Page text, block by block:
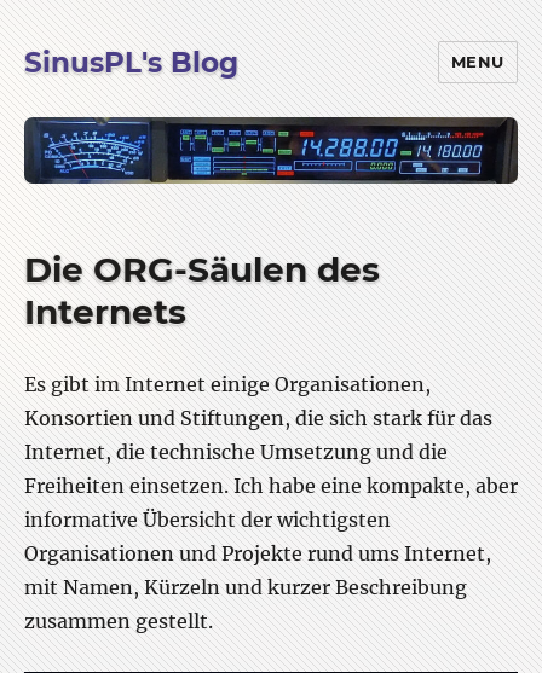
SinusPL's Blog MENU
Die ORG-Säulen des
Internets
Es gibt im Internet einige Organisationen,
Konsortien und Stiftungen, die sich stark für das
Internet, die technische Umsetzung und die
Freiheiten einsetzen. Ich habe eine kompakte, aber
informative Übersicht der wichtigsten
Organisationen und Projekte rund ums Internet,
mit Namen, Kürzeln und kurzer Beschreibung
zusammen gestellt.